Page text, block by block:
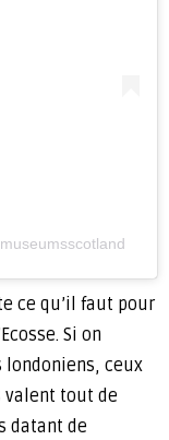
ce qu’il faut pour
Si on
londoniens, ceux
valent tout de
datant de